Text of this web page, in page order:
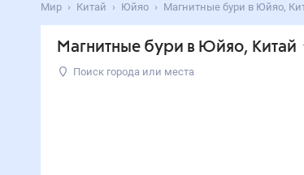
Мир Китай Юйяо Магнитные бури в Юйяо,
Магнитные бури в Юйяо, Китай
Поиск города или места